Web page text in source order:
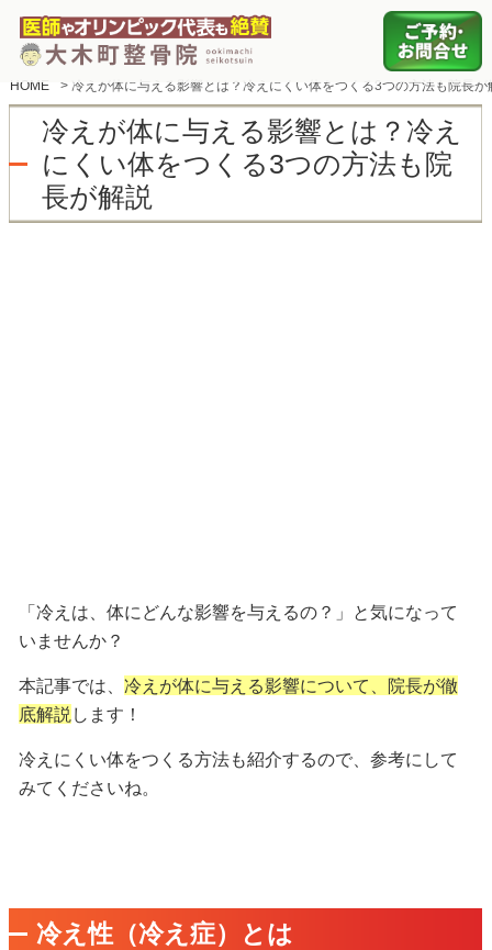
HOME > 冷えが体に与える影響とは？冷えにくい体をつくる3つの方法も院長が
冷えが体に与える影響とは？冷え
にくい体をつくる3つの方法も院
長が解説
「冷えは、体にどんな影響を与えるの？」と気になって
いませんか？
本記事では、 冷えが体に与える影響について、院長が徹
底解説 します！
冷えにくい体をつくる方法も紹介するので、参考にして
みてくださいね。
冷え性（冷え症）とは